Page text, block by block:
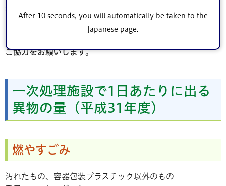
After 10 seconds, you will automatically be taken to the
Japanese page.
区民のみなさまの正しい分別でこうした選別や運搬の無駄
ご協力をお願いします。
一次処理施設で1日あたりに出る
異物の量（平成31年度）
燃やすごみ
汚れたもの、容器包装プラスチック以外のもの